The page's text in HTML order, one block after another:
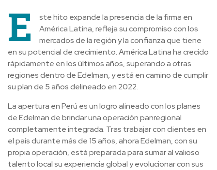
E
ste hito expande la presencia de la firma en
América Latina, refleja su compromiso con los
mercados de la región y la confianza que tiene
en su potencial de crecimiento. América Latina ha crecido
rápidamente en los últimos años, superando a otras
regiones dentro de Edelman, y está en camino de cumplir
su plan de 5 años delineado en 2022.
La apertura en Perú es un logro alineado con los planes
de Edelman de brindar una operación panregional
completamente integrada. Tras trabajar con clientes en
el país durante más de 15 años, ahora Edelman, con su
propia operación, está preparada para sumar al valioso
talento local su experiencia global y evolucionar con sus